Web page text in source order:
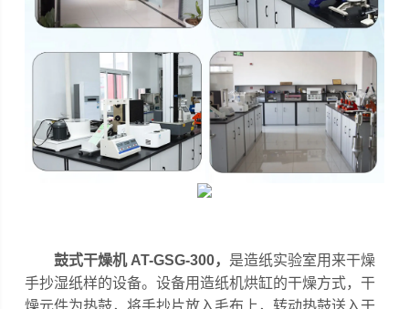
鼓式干燥机 AT-GSG-300， 是造纸实验室用来干燥
手抄湿纸样的设备。设备用造纸机烘缸的干燥方式，干